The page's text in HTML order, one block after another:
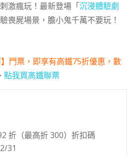
激瘋玩！最新登場「沉浸體驗劇
喪屍場景，膽小鬼千萬不要玩！
門票，即享有高鐵75折優惠，數
點我買高鐵聯票
折（最高折 300）折扣碼
31